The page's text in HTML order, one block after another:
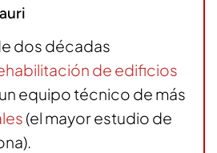
dos décadas
de edificios
equipo técnico de más
(el mayor estudio de